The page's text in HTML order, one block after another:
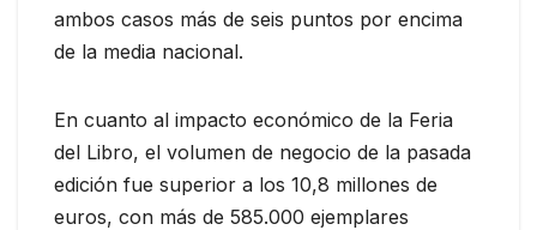
ambos casos más de seis puntos por encima
de la media nacional.
En cuanto al impacto económico de la Feria
del Libro, el volumen de negocio de la pasada
edición fue superior a los 10,8 millones de
euros, con más de 585.000 ejemplares